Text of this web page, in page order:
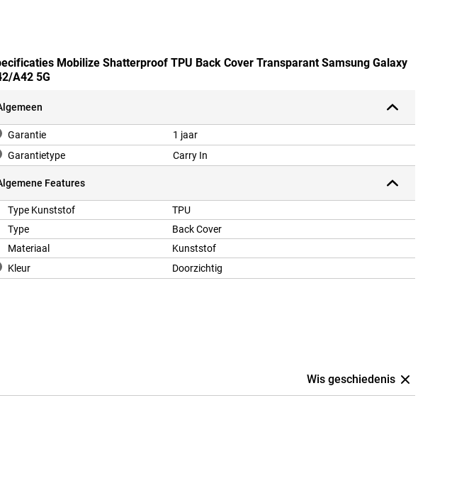
Mobilize Shatterproof TPU Back Cover Transparant Samsung Galaxy
A42 5G
Garantie
1 jaar
Garantietype
Carry In
Features
Type Kunststof
TPU
Type
Back Cover
Materiaal
Kunststof
Kleur
Doorzichtig
Wis geschiedenis